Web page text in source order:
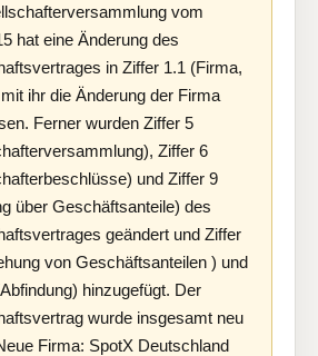
vom
hat eine Änderung des
in Ziffer 1.1 (Firma,
ihr die Änderung der Firma
Ferner wurden Ziffer 5
Ziffer 6
und Ziffer 9
über Geschäftsanteile) des
geändert und Ziffer
von Geschäftsanteilen ) und
hinzugefügt. Der
wurde insgesamt neu
Firma: SpotX Deutschland